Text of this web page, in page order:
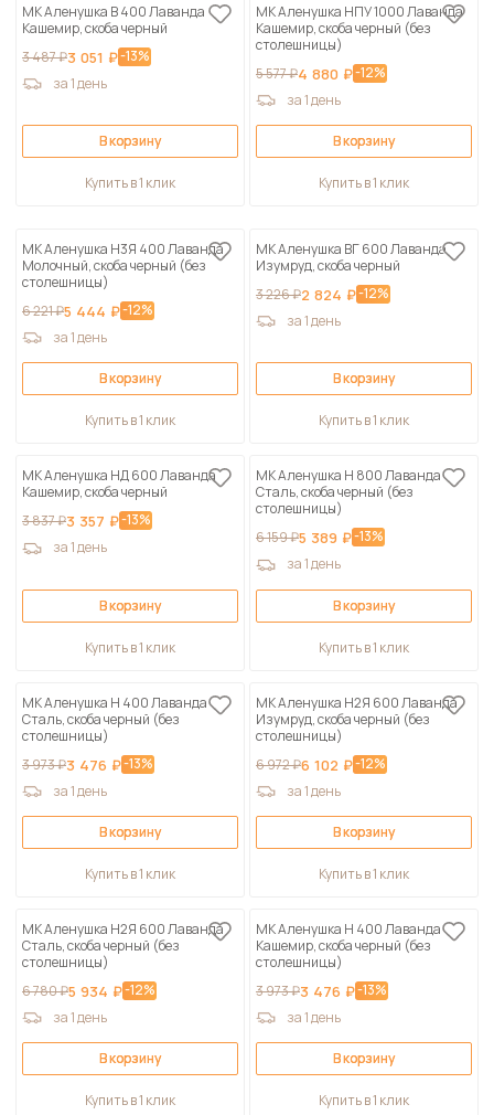
МК Аленушка В 400 Лаванда
Кашемир, скоба черный
3 487 ₽3 051 ₽-13%
за 1 день
В корзину
Купить в 1 клик
МК Аленушка НПУ 1000 Лаванда
Кашемир, скоба черный (без
столешницы)
5 577 ₽4 880 ₽-12%
за 1 день
В корзину
Купить в 1 клик
МК Аленушка Н3Я 400 Лаванда
Молочный, скоба черный (без
столешницы)
6 221 ₽5 444 ₽-12%
за 1 день
В корзину
Купить в 1 клик
МК Аленушка ВГ 600 Лаванда
Изумруд, скоба черный
3 226 ₽2 824 ₽-12%
за 1 день
В корзину
Купить в 1 клик
МК Аленушка НД 600 Лаванда
Кашемир, скоба черный
3 837 ₽3 357 ₽-13%
за 1 день
В корзину
Купить в 1 клик
МК Аленушка Н 800 Лаванда
Сталь, скоба черный (без
столешницы)
6 159 ₽5 389 ₽-13%
за 1 день
В корзину
Купить в 1 клик
МК Аленушка Н 400 Лаванда
Сталь, скоба черный (без
столешницы)
3 973 ₽3 476 ₽-13%
за 1 день
В корзину
Купить в 1 клик
МК Аленушка Н2Я 600 Лаванда
Изумруд, скоба черный (без
столешницы)
6 972 ₽6 102 ₽-12%
за 1 день
В корзину
Купить в 1 клик
МК Аленушка Н2Я 600 Лаванда
Сталь, скоба черный (без
столешницы)
6 780 ₽5 934 ₽-12%
за 1 день
В корзину
Купить в 1 клик
МК Аленушка Н 400 Лаванда
Кашемир, скоба черный (без
столешницы)
3 973 ₽3 476 ₽-13%
за 1 день
В корзину
Купить в 1 клик